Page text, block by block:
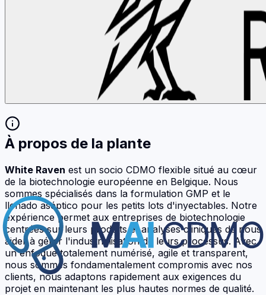
À propos de la plante
White Raven est un socio CDMO flexible situé au cœur
de la biotechnologie européenne en Belgique. Nous
sommes spécialisés dans la formulation GMP et le
llenado aséptico pour les petits lots d'inyectables. Notre
expérience permet aux entreprises de biotechnologie
centrées sur leurs produits et analyses cliniques de nous
aider à gérer l'industrialisation de leurs processus. Avec
un enfoque totalement numérisé, agile et transparent,
nous sommes fondamentalement compromis avec nos
clients, nous adaptons rapidement aux exigences du
projet en maintenant les plus hautes normes de qualité.